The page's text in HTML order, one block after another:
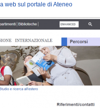
web sul portale di Ateneo